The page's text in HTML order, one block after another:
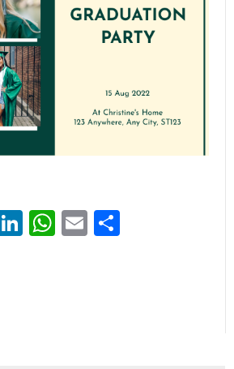
LinkedIn
WhatsApp
Email